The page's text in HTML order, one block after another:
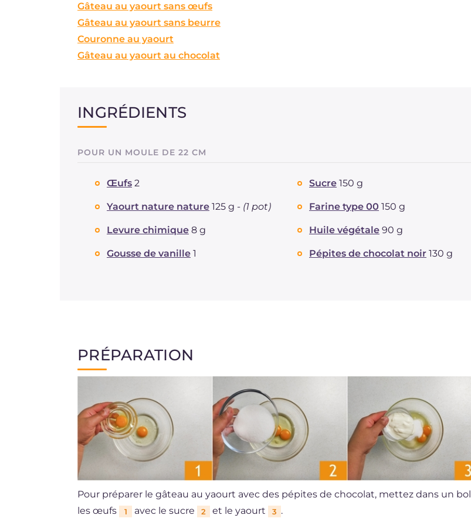
Gâteau au yaourt sans œufs
Gâteau au yaourt sans beurre
Couronne au yaourt
Gâteau au yaourt au chocolat
INGRÉDIENTS
POUR UN MOULE DE 22 CM
Œufs 2 Sucre 150 g
Yaourt nature nature 125 g - (1 pot) Farine type 00 150 g
Levure chimique 8 g Huile végétale 90 g
Gousse de vanille 1 Pépites de chocolat noir 130 g
PRÉPARATION
Pour préparer le gâteau au yaourt avec des pépites de chocolat, mettez dans un bol
les œufs
1 avec le sucre 2 et le yaourt 3 .